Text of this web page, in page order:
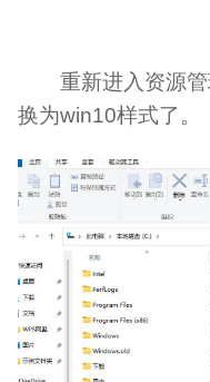
重新进入资源管
换为win10样式了。